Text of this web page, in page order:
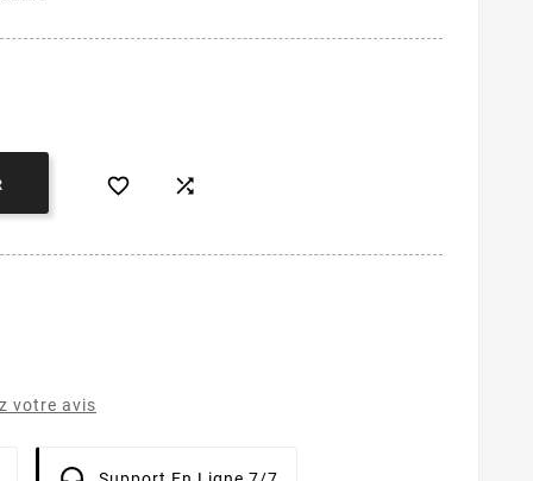
 
votre avis